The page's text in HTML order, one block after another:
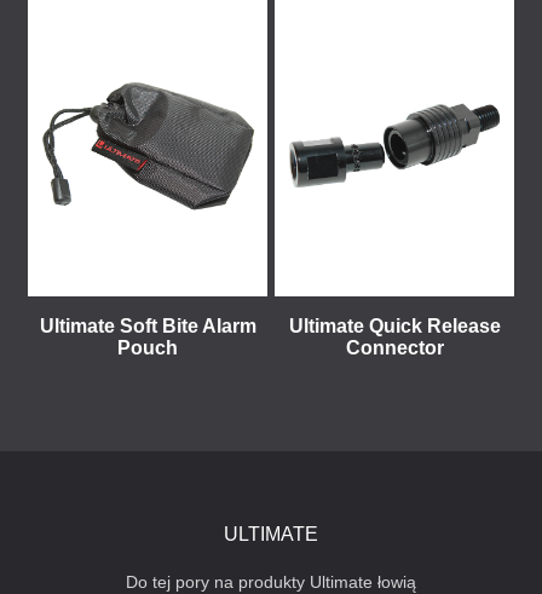
Ultimate Soft Bite Alarm
Pouch
Ultimate Quick Release
Connector
ULTIMATE
Do tej pory na produkty Ultimate łowią